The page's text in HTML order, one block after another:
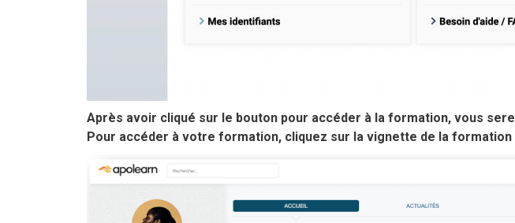
Après avoir cliqué sur le bouton pour accéder à la formation, vous
Pour accéder à votre formation, cliquez sur la vignette de la formation